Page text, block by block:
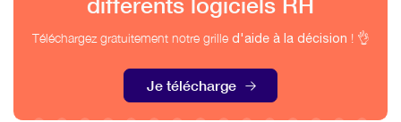
Téléchargez gratuitement notre grille d'aide à la décision ! 👌
Je télécharge